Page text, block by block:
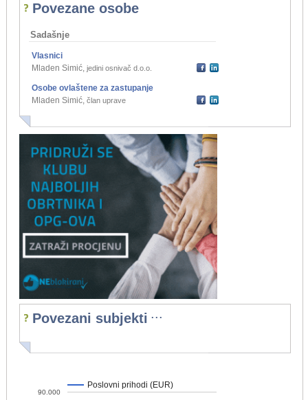
Povezane osobe
Sadašnje
Vlasnici
Mladen Simić, jedini osnivač d.o.o.
Osobe ovlaštene za zastupanje
Mladen Simić, član uprave
Povezani subjekti ...
Poslovni prihodi (EUR)
90.000